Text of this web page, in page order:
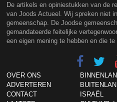
De artikels en opiniestukken van de
van Joods Actueel. Wij spreken niet
gemeenschap. De Joodse
gemandateerde feitelijke
een eigen mening te hebben en die te
OVER ONS
ADVERTEREN
CONTACT
ISRAËL